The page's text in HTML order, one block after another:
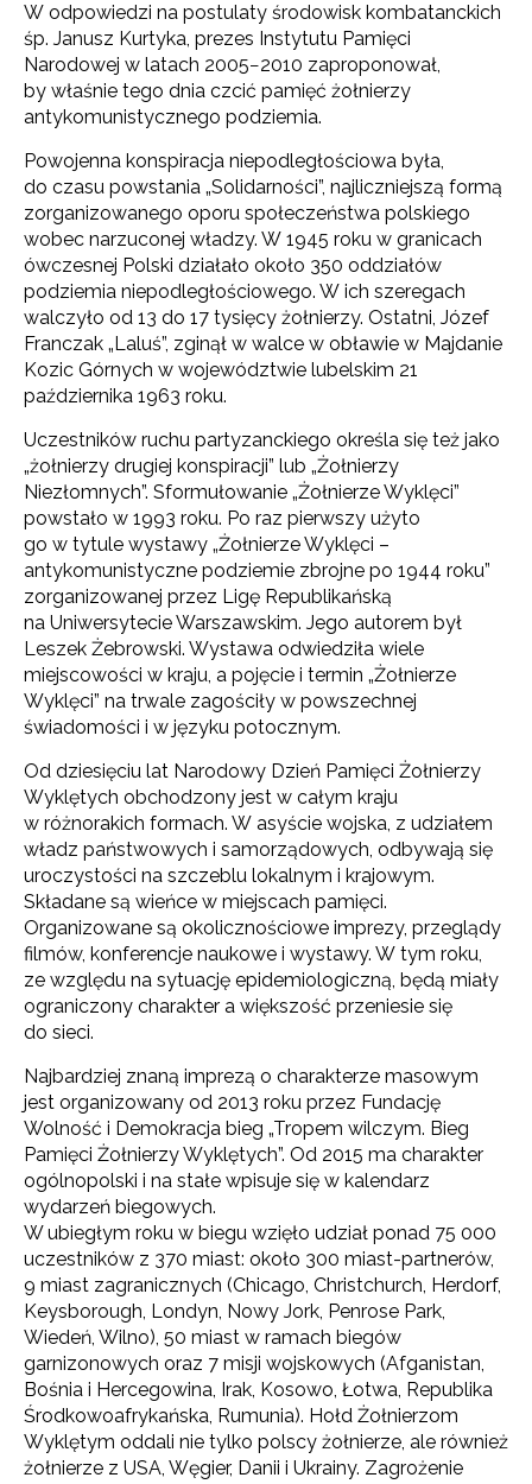
W odpowiedzi na postulaty środowisk kombatanckich
śp. Janusz Kurtyka, prezes Instytutu Pamięci
Narodowej w latach 2005−2010 zaproponował,
by właśnie tego dnia czcić pamięć żołnierzy
antykomunistycznego podziemia.
Powojenna konspiracja niepodległościowa była,
do czasu powstania „Solidarności”, najliczniejszą formą
zorganizowanego oporu społeczeństwa polskiego
wobec narzuconej władzy. W 1945 roku w granicach
ówczesnej Polski działało około 350 oddziałów
podziemia niepodległościowego. W ich szeregach
walczyło od 13 do 17 tysięcy żołnierzy. Ostatni, Józef
Franczak „Laluś”, zginął w walce w obławie w Majdanie
Kozic Górnych w województwie lubelskim 21
października 1963 roku.
Uczestników ruchu partyzanckiego określa się też jako
„żołnierzy drugiej konspiracji” lub „Żołnierzy
Niezłomnych”. Sformułowanie „Żołnierze Wyklęci”
powstało w 1993 roku. Po raz pierwszy użyto
go w tytule wystawy „Żołnierze Wyklęci –
antykomunistyczne podziemie zbrojne po 1944 roku”
zorganizowanej przez Ligę Republikańską
na Uniwersytecie Warszawskim. Jego autorem był
Leszek Żebrowski. Wystawa odwiedziła wiele
miejscowości w kraju, a pojęcie i termin „Żołnierze
Wyklęci” na trwale zagościły w powszechnej
świadomości i w języku potocznym.
Od dziesięciu lat Narodowy Dzień Pamięci Żołnierzy
Wyklętych obchodzony jest w całym kraju
w różnorakich formach. W asyście wojska, z udziałem
władz państwowych i samorządowych, odbywają się
uroczystości na szczeblu lokalnym i krajowym.
Składane są wieńce w miejscach pamięci.
Organizowane są okolicznościowe imprezy, przeglądy
filmów, konferencje naukowe i wystawy. W tym roku,
ze względu na sytuację epidemiologiczną, będą miały
ograniczony charakter a większość przeniesie się
do sieci.
Najbardziej znaną imprezą o charakterze masowym
jest organizowany od 2013 roku przez Fundację
Wolność i Demokracja bieg „Tropem wilczym. Bieg
Pamięci Żołnierzy Wyklętych”. Od 2015 ma charakter
ogólnopolski i na stałe wpisuje się w kalendarz
wydarzeń biegowych.
W ubiegłym roku w biegu wzięło udział ponad 75 000
uczestników z 370 miast: około 300 miast-partnerów,
9 miast zagranicznych (Chicago, Christchurch, Herdorf,
Keysborough, Londyn, Nowy Jork, Penrose Park,
Wiedeń, Wilno), 50 miast w ramach biegów
garnizonowych oraz 7 misji wojskowych (Afganistan,
Bośnia i Hercegowina, Irak, Kosowo, Łotwa, Republika
Środkowoafrykańska, Rumunia). Hołd Żołnierzom
Wyklętym oddali nie tylko polscy żołnierze, ale również
żołnierze z USA, Węgier, Danii i Ukrainy. Zagrożenie